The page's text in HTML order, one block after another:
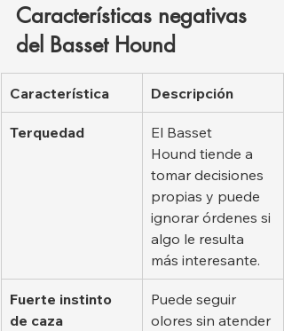
Características negativas
del Basset Hound
Característica Descripción
Terquedad
El Basset
Hound tiende a
tomar decisiones
propias y puede
ignorar órdenes si
algo le resulta
más interesante.
Fuerte instinto
de caza
Puede seguir
olores sin atender